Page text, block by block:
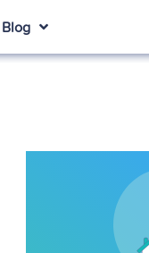
Blog